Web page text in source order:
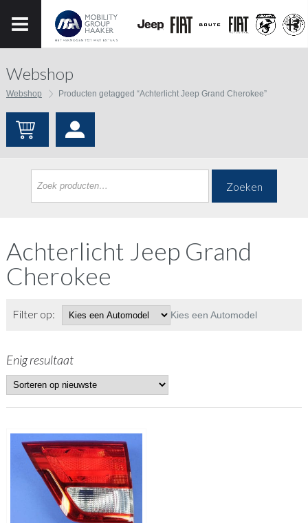
Webshop
Webshop Producten getagged “Achterlicht Jeep Grand Cherokee”
Zoeken
Achterlicht Jeep Grand
Cherokee
Filter op: Kies een Automodel
Enig resultaat